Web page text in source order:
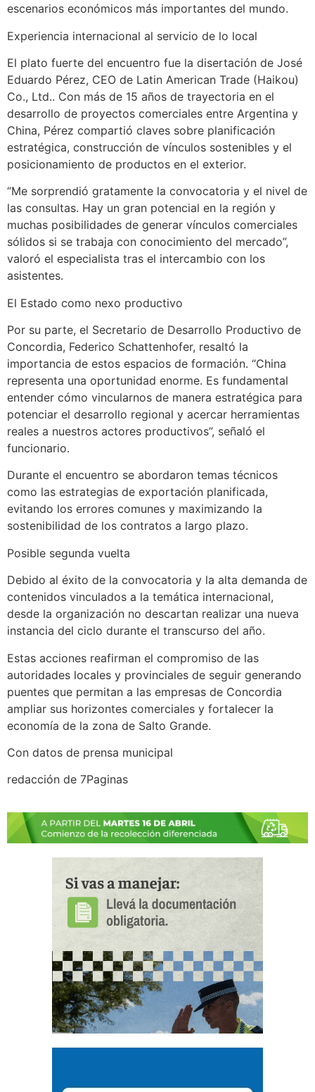
escenarios económicos más importantes del mundo.
Experiencia internacional al servicio de lo local
El plato fuerte del encuentro fue la disertación de José
Eduardo Pérez, CEO de Latin American Trade (Haikou)
Co., Ltd.. Con más de 15 años de trayectoria en el
desarrollo de proyectos comerciales entre Argentina y
China, Pérez compartió claves sobre planificación
estratégica, construcción de vínculos sostenibles y el
posicionamiento de productos en el exterior.
“Me sorprendió gratamente la convocatoria y el nivel de
las consultas. Hay un gran potencial en la región y
muchas posibilidades de generar vínculos comerciales
sólidos si se trabaja con conocimiento del mercado”,
valoró el especialista tras el intercambio con los
asistentes.
El Estado como nexo productivo
Por su parte, el Secretario de Desarrollo Productivo de
Concordia, Federico Schattenhofer, resaltó la
importancia de estos espacios de formación. “China
representa una oportunidad enorme. Es fundamental
entender cómo vincularnos de manera estratégica para
potenciar el desarrollo regional y acercar herramientas
reales a nuestros actores productivos”, señaló el
funcionario.
Durante el encuentro se abordaron temas técnicos
como las estrategias de exportación planificada,
evitando los errores comunes y maximizando la
sostenibilidad de los contratos a largo plazo.
Posible segunda vuelta
Debido al éxito de la convocatoria y la alta demanda de
contenidos vinculados a la temática internacional,
desde la organización no descartan realizar una nueva
instancia del ciclo durante el transcurso del año.
Estas acciones reafirman el compromiso de las
autoridades locales y provinciales de seguir generando
puentes que permitan a las empresas de Concordia
ampliar sus horizontes comerciales y fortalecer la
economía de la zona de Salto Grande.
Con datos de prensa municipal
redacción de 7Paginas